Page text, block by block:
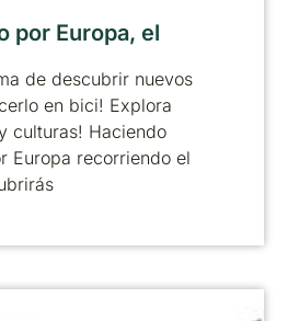
por Europa, el
de descubrir nuevos
en bici! Explora
culturas! Haciendo
Europa recorriendo el